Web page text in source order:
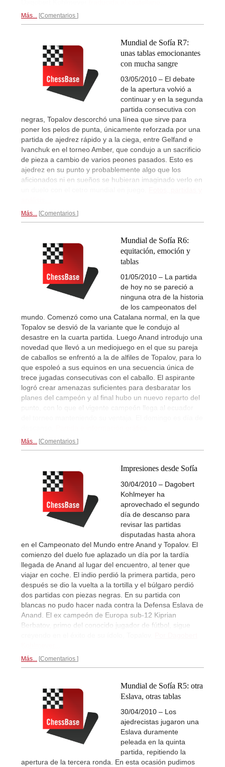
Más... Comentarios
Mundial de Sofía R7:
unas tablas emocionantes
con mucha sangre
03/05/2010 – El debate
de la apertura volvió a
continuar y en la segunda
partida consecutiva con
negras, Topalov descorchó una línea que sirve para
poner los pelos de punta, únicamente reforzada por una
partida de ajedrez rápido y a la ciega, entre Gelfand e
Ivanchuk en el torneo Amber, que condujo a un sacrificio
de pieza a cambio de varios peones pasados. Esto es
ajedrez en su punto y probablemente algo que los
aficionados ni en sueños se hubieran imaginado verlo en
Más... Comentarios
Mundial de Sofía R6:
equitación, emoción y
tablas
01/05/2010 – La partida
de hoy no se pareció a
ninguna otra de la historia
de los campeonatos del
mundo. Comenzó como una Catalana normal, en la que
Topalov se desvió de la variante que le condujo al
desastre en la cuarta partida. Luego Anand introdujo una
novedad que llevó a un mediojuego en el que su pareja
de caballos se enfrentó a la de alfiles de Topalov, para lo
que espoleó a sus equinos en una secuencia única de
trece jugadas consecutivas con el caballo. El aspirante
logró crear amenazas suficientes para desbaratar los
planes del campeón y al final hubo un nuevo reparto del
punto, con lo que el vigente campeón llega al ecuador
Más... Comentarios
Impresiones desde Sofía
30/04/2010 – Dagobert
Kohlmeyer ha
aprovechado el segundo
día de descanso para
revisar las partidas
disputadas hasta ahora
en el Campeonato del Mundo entre Anand y Topalov. El
comienzo del duelo fue aplazado un día por la tardía
llegada de Anand al lugar del encuentro, al tener que
viajar en coche. El indio perdió la primera partida, pero
después se dio la vuelta a la tortilla y el búlgaro perdió
dos partidas con piezas negras. En su partida con
blancas no pudo hacer nada contra la Defensa Eslava de
Anand. El ex campeón de Europa sub-12 Kiprian
Berbatov, primo del conocido jugador de fútbol, sigue
Más... Comentarios
Mundial de Sofía R5: otra
Eslava, otras tablas
30/04/2010 – Los
ajedrecistas jugaron una
Eslava duramente
peleada en la quinta
partida, repitiendo la
apertura de la tercera ronda. En esta ocasión pudimos